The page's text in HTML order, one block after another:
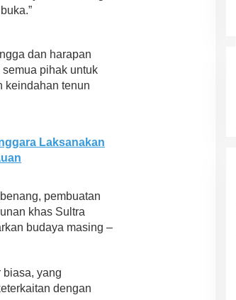
dan harapan
pihak untuk
keindahan tenun
Laksanakan
pembuatan
khas Sultra
budaya masing –
biasa, yang
dengan